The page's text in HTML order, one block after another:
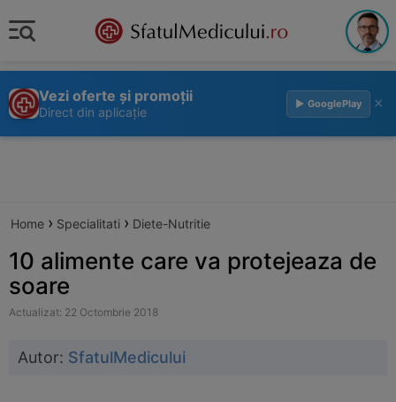
Vezi oferte și promoții
Direct din aplicație
▶ GooglePlay ×
Home › Specialitati › Diete-Nutritie
10 alimente care va protejeaza de
soare
Actualizat: 22 Octombrie 2018
Autor: SfatulMedicului